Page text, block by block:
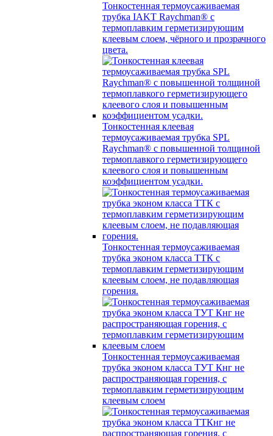
Тонкостенная термоусаживаемая
трубка IAKT Raychman® с
термоплавким герметизирующим
клеевым слоем, чёрного и прозрачного
цвета.
Тонкостенная клеевая
термоусаживаемая трубка SPL
Raychman® с повышенной толщиной
термоплавкого герметизирующего
клеевого слоя и повышенным
коэффициентом усадки.
Тонкостенная термоусаживаемая
трубка эконом класса ТТК с
термоплавким герметизирующим
клеевым слоем, не подавляющая
горения.
Тонкостенная термоусаживаемая
трубка эконом класса ТУТ Кнг не
распространяющая горения, с
термоплавким герметизирующим
клеевым слоем